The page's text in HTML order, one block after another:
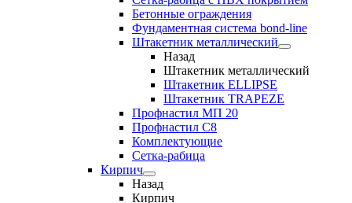
Бетонные ограждения
Фундаментная система bond-line
Штакетник металлический
Назад
Штакетник металлический
Штакетник ELLIPSE
Штакетник TRAPEZE
Профнастил МП 20
Профнастил С8
Комплектующие
Сетка-рабица
Кирпич
Назад
Кирпич